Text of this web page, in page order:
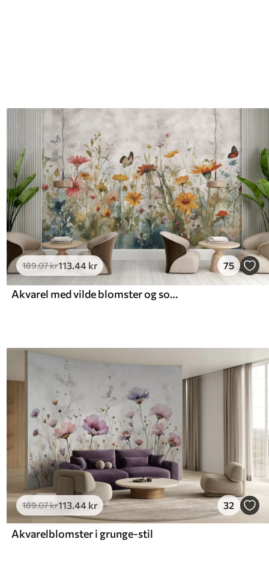
189.07kr113.44 kr 75
Akvarel med vilde blomster og sommerfugle
189.07kr113.44 kr 32
Akvarelblomster i grunge-stil